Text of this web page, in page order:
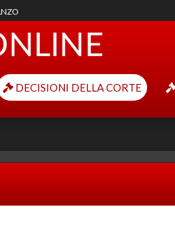
DECISIONI DELLA CORTE